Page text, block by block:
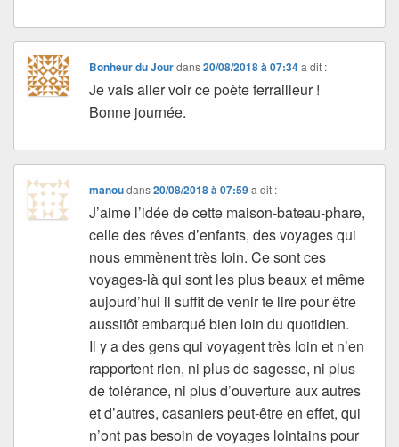
Bonheur du Jourdans20/08/2018 à 07:34 a dit :
Je vais aller voir ce poète ferrailleur !
Bonne journée.
manoudans20/08/2018 à 07:59 a dit :
J’aime l’idée de cette maison-bateau-phare,
celle des rêves d’enfants, des voyages qui
nous emmènent très loin. Ce sont ces
voyages-là qui sont les plus beaux et même
aujourd’hui il suffit de venir te lire pour être
aussitôt embarqué bien loin du quotidien.
Il y a des gens qui voyagent très loin et n’en
rapportent rien, ni plus de sagesse, ni plus
de tolérance, ni plus d’ouverture aux autres
et d’autres, casaniers peut-être en effet, qui
n’ont pas besoin de voyages lointains pour